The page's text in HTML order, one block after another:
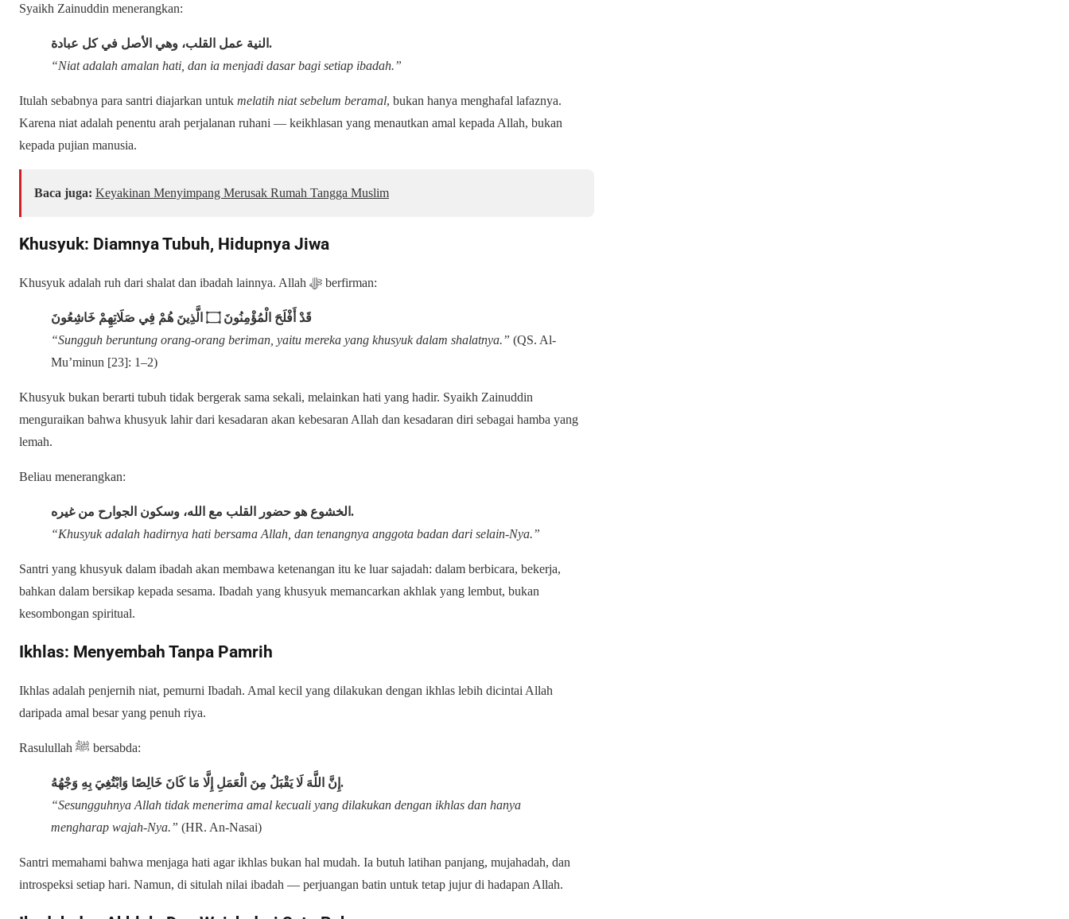
Syaikh Zainuddin menerangkan:
النية عمل القلب، وهي الأصل في كل عبادة .
“Niat adalah amalan hati, dan ia menjadi dasar bagi setiap ibadah.”
Itulah sebabnya para santri diajarkan untuk melatih niat sebelum beramal, bukan hanya menghafal lafaznya.
Karena niat adalah penentu arah perjalanan ruhani — keikhlasan yang menautkan amal kepada Allah, bukan
kepada pujian manusia.
Baca juga: Keyakinan Menyimpang Merusak Rumah Tangga Muslim
Khusyuk: Diamnya Tubuh, Hidupnya Jiwa
Khusyuk adalah ruh dari shalat dan ibadah lainnya. Allah ﷻ berfirman:
قَدْ أَفْلَحَ الْمُؤْمِنُونَ ۝ الَّذِينَ هُمْ فِي صَلَاتِهِمْ خَاشِعُونَ
“Sungguh beruntung orang-orang beriman, yaitu mereka yang khusyuk dalam shalatnya.” (QS. Al-
Mu’minun [23]: 1–2)
Khusyuk bukan berarti tubuh tidak bergerak sama sekali, melainkan hati yang hadir. Syaikh Zainuddin
menguraikan bahwa khusyuk lahir dari kesadaran akan kebesaran Allah dan kesadaran diri sebagai hamba yang
lemah.
Beliau menerangkan:
الخشوع هو حضور القلب مع الله، وسكون الجوارح من غيره .
“Khusyuk adalah hadirnya hati bersama Allah, dan tenangnya anggota badan dari selain-Nya.”
Santri yang khusyuk dalam ibadah akan membawa ketenangan itu ke luar sajadah: dalam berbicara, bekerja,
bahkan dalam bersikap kepada sesama. Ibadah yang khusyuk memancarkan akhlak yang lembut, bukan
kesombongan spiritual.
Ikhlas: Menyembah Tanpa Pamrih
Ikhlas adalah penjernih niat, pemurni Ibadah. Amal kecil yang dilakukan dengan ikhlas lebih dicintai Allah
daripada amal besar yang penuh riya.
Rasulullah ﷺ bersabda:
إِنَّ اللَّهَ لَا يَقْبَلُ مِنَ الْعَمَلِ إِلَّا مَا كَانَ خَالِصًا وَابْتُغِيَ بِهِ وَجْهُهُ .
“Sesungguhnya Allah tidak menerima amal kecuali yang dilakukan dengan ikhlas dan hanya
mengharap wajah-Nya.” (HR. An-Nasai)
Santri memahami bahwa menjaga hati agar ikhlas bukan hal mudah. Ia butuh latihan panjang, mujahadah, dan
introspeksi setiap hari. Namun, di situlah nilai ibadah — perjuangan batin untuk tetap jujur di hadapan Allah.